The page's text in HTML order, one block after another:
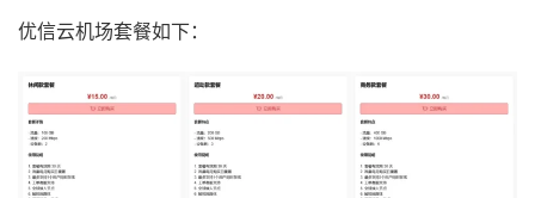
优信云机场套餐如下：